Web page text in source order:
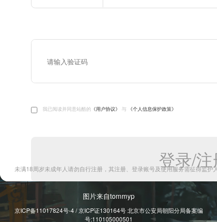
图片来自tommyp
京ICP备11017824号-4 / 京ICP证130164号 北京市公安局朝阳分局备案编
号:110105000501